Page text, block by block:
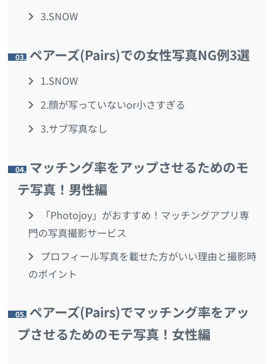
3.SNOW
3. ペアーズ(Pairs)での女性写真NG例3選
1.SNOW
2.顔が写っていないor小さすぎる
3.サブ写真なし
4. マッチング率をアップさせるためのモ
テ写真！男性編
「Photojoy」がおすすめ！マッチングアプリ専
門の写真撮影サービス
プロフィール写真を載せた方がいい理由と撮影時
のポイント
5. ペアーズ(Pairs)でマッチング率をアッ
プさせるためのモテ写真！女性編